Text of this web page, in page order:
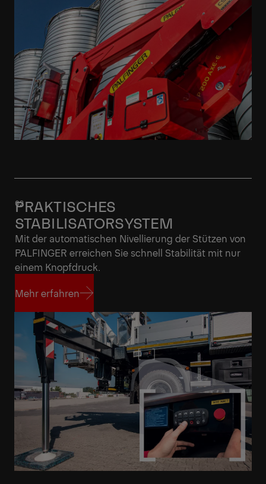
PRAKTISCHES
STABILISATORSYSTEM
Mit der automatischen Nivellierung der Stützen von
PALFINGER erreichen Sie schnell Stabilität mit nur
einem Knopfdruck.
Mehr erfahren
Mehr erfahren